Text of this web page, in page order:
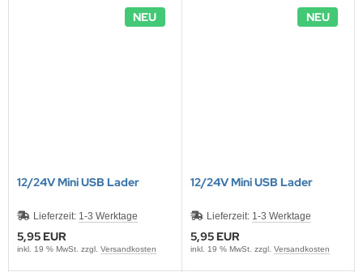
NEU
12/24V Mini USB Lader
Lieferzeit: 1-3 Werktage
5,95 EUR
inkl. 19 % MwSt. zzgl. Versandkosten
NEU
12/24V Mini USB Lader
Lieferzeit: 1-3 Werktage
5,95 EUR
inkl. 19 % MwSt. zzgl. Versandkosten